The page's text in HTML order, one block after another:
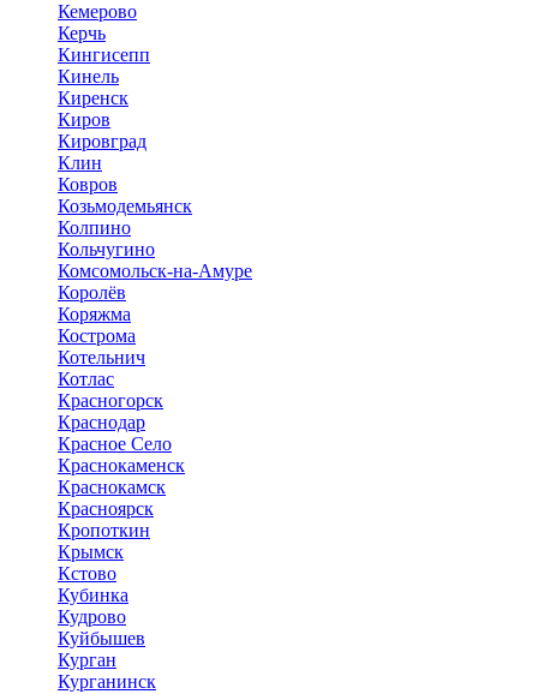
Кемерово
Керчь
Кингисепп
Кинель
Киренск
Киров
Кировград
Клин
Ковров
Козьмодемьянск
Колпино
Кольчугино
Комсомольск-на-Амуре
Королёв
Коряжма
Кострома
Котельнич
Котлас
Красногорск
Краснодар
Красное Село
Краснокаменск
Краснокамск
Красноярск
Кропоткин
Крымск
Кстово
Кубинка
Кудрово
Куйбышев
Курган
Курганинск